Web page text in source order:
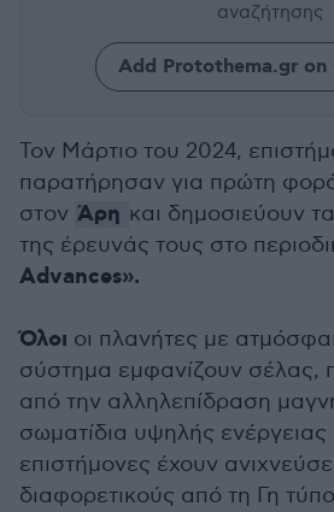
αναζήτησης
Add Protothema.gr on
Τον Μάρτιο του 2024,
παρατήρησαν για πρώτη
στον Άρη και δημοσιεύουν
της έρευνάς τους στο
Advances».
Όλοι οι πλανήτες με
σύστημα εμφανίζουν σέλας,
από την αλληλεπίδραση
σωματίδια υψηλής
επιστήμονες έχουν
διαφορετικούς από τη Γη